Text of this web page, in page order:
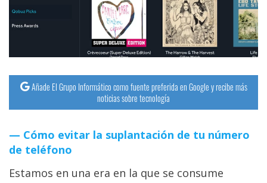
Trucos
Tutoriales
Ciberseguridad
Sistemas
Añade El Grupo Informático como fuente preferida en Google y recibe más
noticias sobre tecnología
Cómo evitar la suplantación de tu número
de teléfono
Estamos en una era en la que se consume